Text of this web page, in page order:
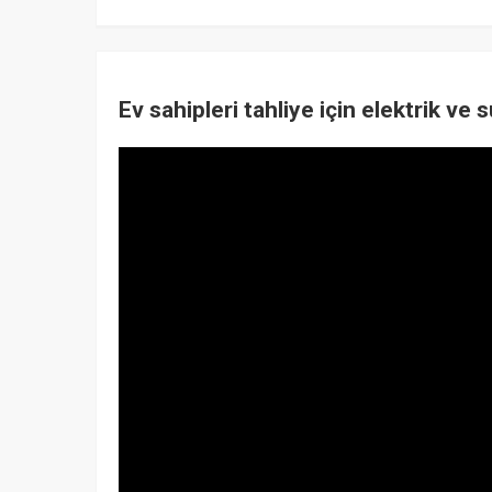
Ev sahipleri tahliye için elektrik ve